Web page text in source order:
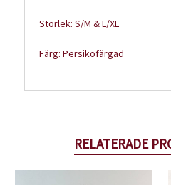
Storlek: S/M & L/XL
Färg: Persikofärgad
RELATERADE